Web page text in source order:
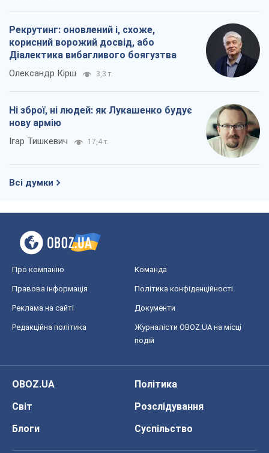
Рекрутинг: оновлений і, схоже,
корисний ворожий досвід, або
Діалектика вибагливого боягузтва
Олександр Кірш 3,3 т.
Ні зброї, ні людей: як Лукашенко будує
нову армію
Ігар Тишкевич 17,4 т.
Всі думки
Про компанію Команда
Правова інформація Політика конфіденційності
Реклама на сайті Документи
Редакційна політика
Журналісти OBOZ.UA на місці
подій
OBOZ.UA
Політика
Світ
Розслідування
Блоги
Суспільство